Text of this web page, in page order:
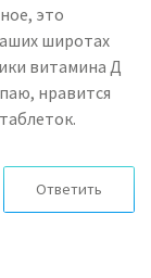
это
широтах
витамина Д
нравится
Ответить